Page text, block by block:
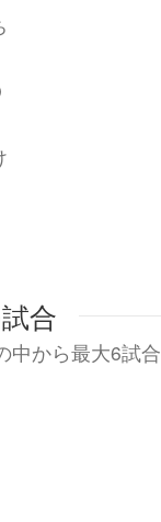
合
中から最大6試合